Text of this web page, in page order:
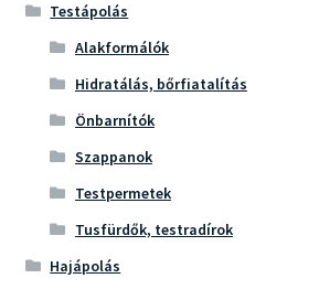
Testápolás
Alakformálók
Hidratálás, bőrfiatalítás
Önbarnítók
Szappanok
Testpermetek
Tusfürdők, testradírok
Hajápolás